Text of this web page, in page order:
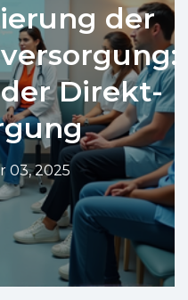
der
Direkt-
03, 2025